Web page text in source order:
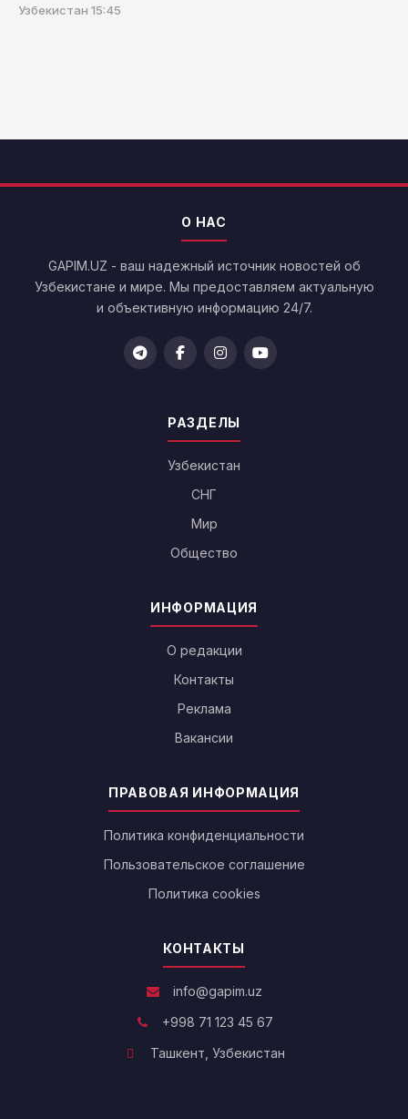
Узбекистан 15:45
О НАС
GAPIM.UZ - ваш надежный источник новостей об
Узбекистане и мире. Мы предоставляем актуальную
и объективную информацию 24/7.
РАЗДЕЛЫ
Узбекистан
СНГ
Мир
Общество
ИНФОРМАЦИЯ
О редакции
Контакты
Реклама
Вакансии
ПРАВОВАЯ ИНФОРМАЦИЯ
Политика конфиденциальности
Пользовательское соглашение
Политика cookies
КОНТАКТЫ
info@gapim.uz
+998 71 123 45 67
Ташкент, Узбекистан